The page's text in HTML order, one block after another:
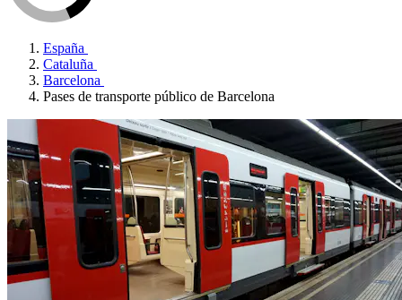
España
Cataluña
Barcelona
Pases de transporte público de Barcelona